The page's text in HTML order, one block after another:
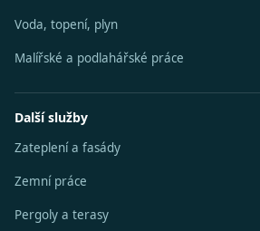
Voda, topení, plyn
Malířské a podlahářské práce
Další služby
Zateplení a fasády
Zemní práce
Pergoly a terasy